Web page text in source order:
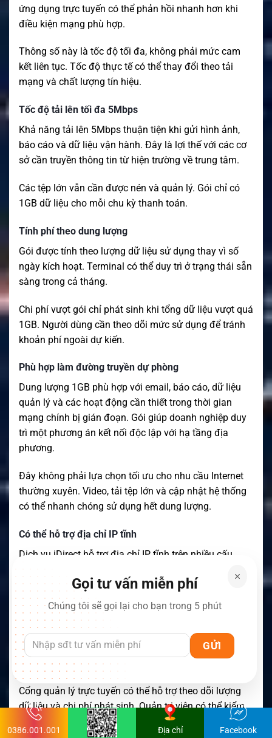
ứng dụng trực tuyến có thể phản hồi nhanh hơn khi
điều kiện mạng phù hợp.
Thông số này là tốc độ tối đa, không phải mức cam
kết liên tục. Tốc độ thực tế có thể thay đổi theo tải
mạng và chất lượng tín hiệu.
Tốc độ tải lên tối đa 5Mbps
Khả năng tải lên 5Mbps thuận tiện khi gửi hình ảnh,
báo cáo và dữ liệu vận hành. Đây là lợi thế với các cơ
sở cần truyền thông tin từ hiện trường về trung tâm.
Các tệp lớn vẫn cần được nén và quản lý. Gói chỉ có
1GB dữ liệu cho mỗi chu kỳ thanh toán.
Tính phí theo dung lượng
Gói được tính theo lượng dữ liệu sử dụng thay vì số
ngày kích hoạt. Terminal có thể duy trì ở trạng thái sẵn
sàng trong cả tháng.
Chi phí vượt gói chỉ phát sinh khi tổng dữ liệu vượt quá
1GB. Người dùng cần theo dõi mức sử dụng để tránh
khoản phí ngoài dự kiến.
Phù hợp làm đường truyền dự phòng
Dung lượng 1GB phù hợp với email, báo cáo, dữ liệu
quản lý và các hoạt động cần thiết trong thời gian
mạng chính bị gián đoạn. Gói giúp doanh nghiệp duy
trì một phương án kết nối độc lập với hạ tầng địa
phương.
Đây không phải lựa chọn tối ưu cho nhu cầu Internet
thường xuyên. Video, tải tệp lớn và cập nhật hệ thống
có thể nhanh chóng sử dụng hết dung lượng.
Có thể hỗ trợ địa chỉ IP tĩnh
Dịch vụ iDirect hỗ trợ địa chỉ IP tĩnh trên nhiều cấu
số ứng dụng doanh nghiệp.
Khách hàng cần xác nhận IP tĩnh có nằm trong gói
hay cần đăng ký thêm. Cấu hình thực tế được quy
định trong hợp đồng dịch vụ.
Hỗ trợ quản lý mức sử dụng
Cổng quản lý trực tuyến có thể hỗ trợ theo dõi lượng
dữ liệu và chi phí phát sinh. Quản trị viên có thể kiểm
tra mức tiêu thụ trong chu kỳ thanh toán.
Gọi tư vấn miễn phí
Chúng tôi sẽ gọi lại cho bạn trong 5 phút
0386.001.001 Địa chỉ Facebook